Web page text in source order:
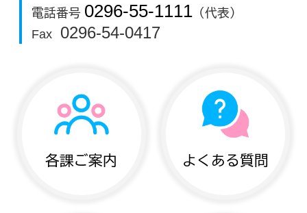
電話番号 0296-55-1111 （代表）
Fax
0296-54-0417
各課ご案内 よくある質問